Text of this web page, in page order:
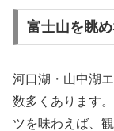
富士山を眺
河口湖・山中湖
数多くあります
ツを味わえば、